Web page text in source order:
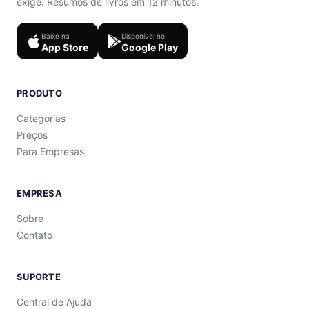
Baixe na
App Store
Disponível no
Google Play
PRODUTO
Categorias
Preços
Para Empresas
EMPRESA
Sobre
Contato
SUPORTE
Central de Ajuda